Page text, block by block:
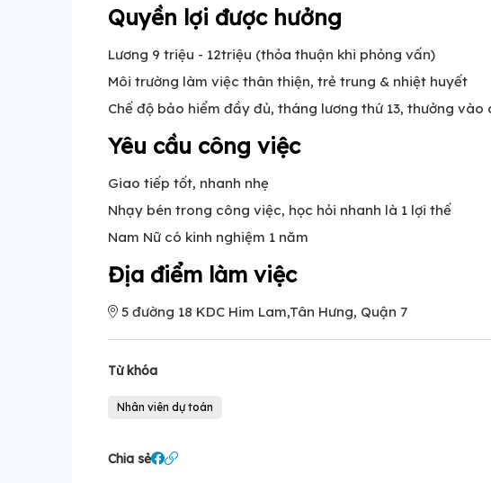
Quyền lợi được hưởng
Lương 9 triệu - 12triệu (thỏa thuận khi phỏng vấn)
Môi trường làm việc thân thiện, trẻ trung & nhiệt huyết
Chế độ bảo hiểm đầy đủ, tháng lương thứ 13, thưởng vào
Yêu cầu công việc
Giao tiếp tốt, nhanh nhẹ
Nhạy bén trong công việc, học hỏi nhanh là 1 lợi thế
Nam Nữ có kinh nghiệm 1 năm
Địa điểm làm việc
5 đường 18 KDC Him Lam,Tân Hưng, Quận 7
Từ khóa
Nhân viên dự toán
Chia sẻ